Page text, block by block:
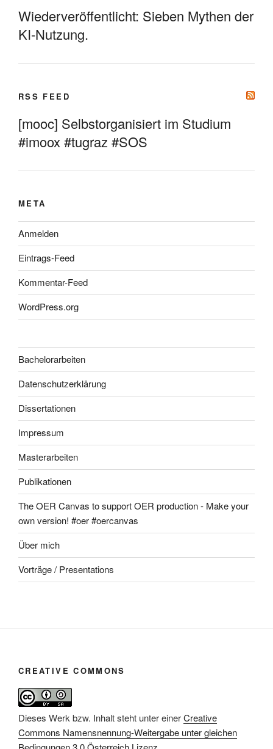
Wiederveröffentlicht: Sieben Mythen der
KI-Nutzung.
RSS FEED
[mooc] Selbstorganisiert im Studium
#imoox #tugraz #SOS
META
Anmelden
Eintrags-Feed
Kommentar-Feed
WordPress.org
Bachelorarbeiten
Datenschutzerklärung
Dissertationen
Impressum
Masterarbeiten
Publikationen
The OER Canvas to support OER production - Make your
own version! #oer #oercanvas
Über mich
Vorträge / Presentations
CREATIVE COMMONS
Dieses Werk bzw. Inhalt steht unter einerCreative
Commons Namensnennung-Weitergabe unter gleichen